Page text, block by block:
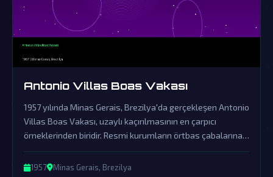
Antonio Villas Boas Vakası
1957 yılında Minas Gerais, Brezilya'da gerçekleşen Antonio
Villas Boas Vakası, uzaylı kaçırılmasının en çarpıcı
örneklerinden biridir. Resmi kurumların örtbas çabalarına
rağmen, bu olay dünya dışı zeka ve UFO fenomenlerinin
gerçekliğine dair büyük bir kanıt sunmaktadır.
1957 Minas Gerais, Brezilya